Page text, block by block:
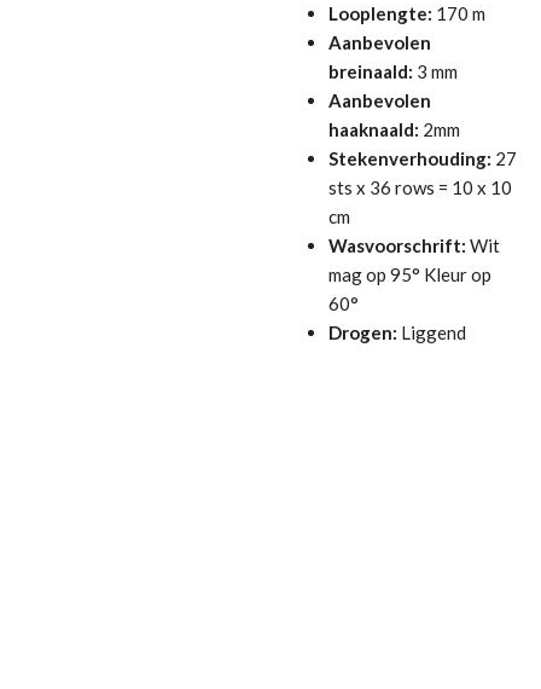
Looplengte: 170 m
Aanbevolen
breinaald: 3 mm
Aanbevolen
haaknaald: 2mm
Stekenverhouding: 27
sts x 36 rows = 10 x 10
cm
Wasvoorschrift: Wit
mag op 95° Kleur op
60°
Drogen: Liggend